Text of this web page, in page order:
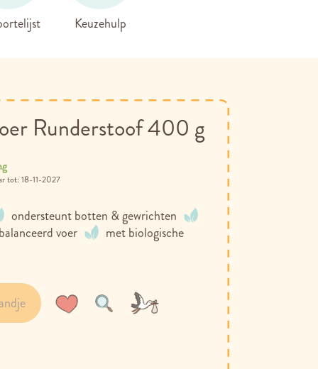
Keuzehulp
Runderstoof 400 g
ondersteunt botten & gewrichten
voer
met biologische
18-11-2027
Voeg
Toevoegen